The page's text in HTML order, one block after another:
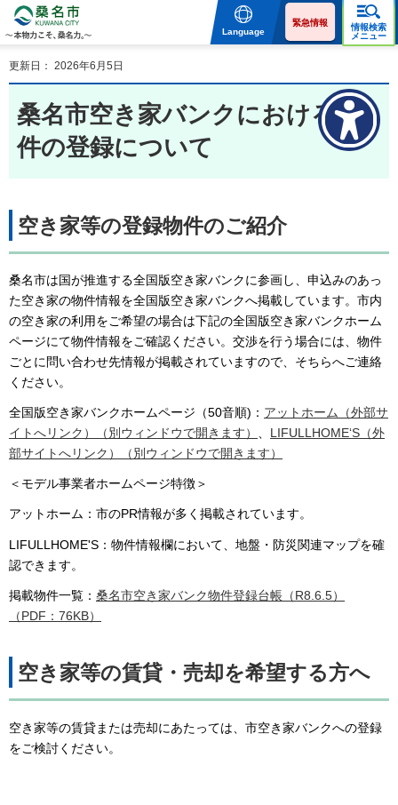
物力こそ、桑名力。
Language
緊急情報
情報検索
メニュー
更新日： 2026年6月5日
桑名市空き家バンクにおける物
件の登録について
空き家等の登録物件のご紹介
桑名市は国が推進する全国版空き家バンクに参画し、申込みのあっ
た空き家の物件情報を全国版空き家バンクへ掲載しています。市内
の空き家の利用をご希望の場合は下記の全国版空き家バンクホーム
ページにて物件情報をご確認ください。交渉を行う場合には、物件
ごとに問い合わせ先情報が掲載されていますので、そちらへご連絡
ください。
全国版空き家バンクホームページ（50音順)： アットホーム（外部サ
イトへリンク）（別ウィンドウで開きます）
LIFULLHOME‘S（外
部サイトへリンク）（別ウィンドウで開きます）
＜モデル事業者ホームページ特徴＞
アットホーム：市のPR情報が多く掲載されています。
LIFULLHOME'S：物件情報欄において、地盤・防災関連マップを確
認できます。
掲載物件一覧： 桑名市空き家バンク物件登録台帳（R8.6.5）
（PDF：76KB）
空き家等の賃貸・売却を希望する方へ
空き家等の賃貸または売却にあたっては、市空き家バンクへの登録
をご検討ください。